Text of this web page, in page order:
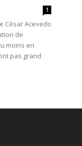
1
César Acevedo
de
moins en
pas grand